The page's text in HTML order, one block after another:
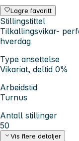
Lagre favoritt
Stillingstittel
Tilkallingsvikar-
hverdag
Type ansettelse
Vikariat, deltid 0%
Arbeidstid
Turnus
Antall stillinger
50
Vis flere detaljer